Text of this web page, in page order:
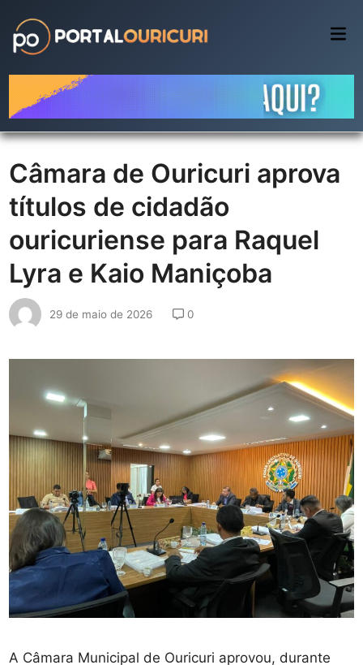
content
Câmara de Ouricuri aprova
títulos de cidadão
ouricuriense para Raquel
Lyra e Kaio Maniçoba
29 de maio de 2026 0
A Câmara Municipal de Ouricuri aprovou, durante